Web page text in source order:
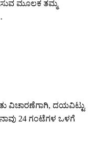
ಮೂಲಕ ತಮ್ಮ
ವಿಚಾರಣೆಗಾಗಿ, ದಯವಿಟ್ಟು
24 ಗಂಟೆಗಳ ಒಳಗೆ